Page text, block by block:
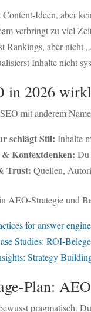
Content-Ideen, aber
verbringt zu viel
Rankings, aber nicht
Inhalte nicht
in 2026
mit anderem
schlägt Stil: Inhalte
Kontextdenken: Du
Trust: Quellen,
AEO-Strategie und
for answer
Studies: ROI-
Strategy
Plan:
pragmatisch.